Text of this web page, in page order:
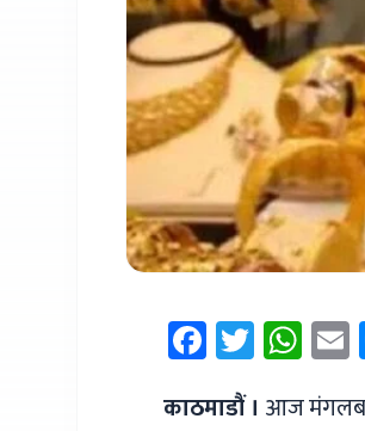
Facebook
काठमाडौं । आज